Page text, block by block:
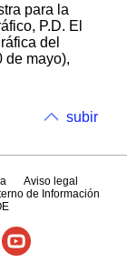
para la
P.D. El
del
de mayo),
subir
Aviso legal
de Información